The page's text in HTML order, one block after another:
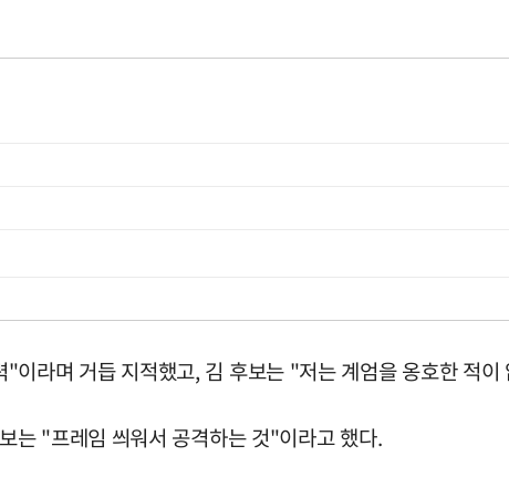
라며 거듭 지적했고, 김 후보는 "저는 계엄을 옹호한 적
는 "프레임 씌워서 공격하는 것"이라고 했다.